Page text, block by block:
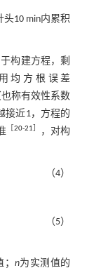
10 min内累积
构建方程，剩
均方根误差
称有效性系数
接近1，方程的
［20-21］
，对构
（4）
（5）
n为实测值的